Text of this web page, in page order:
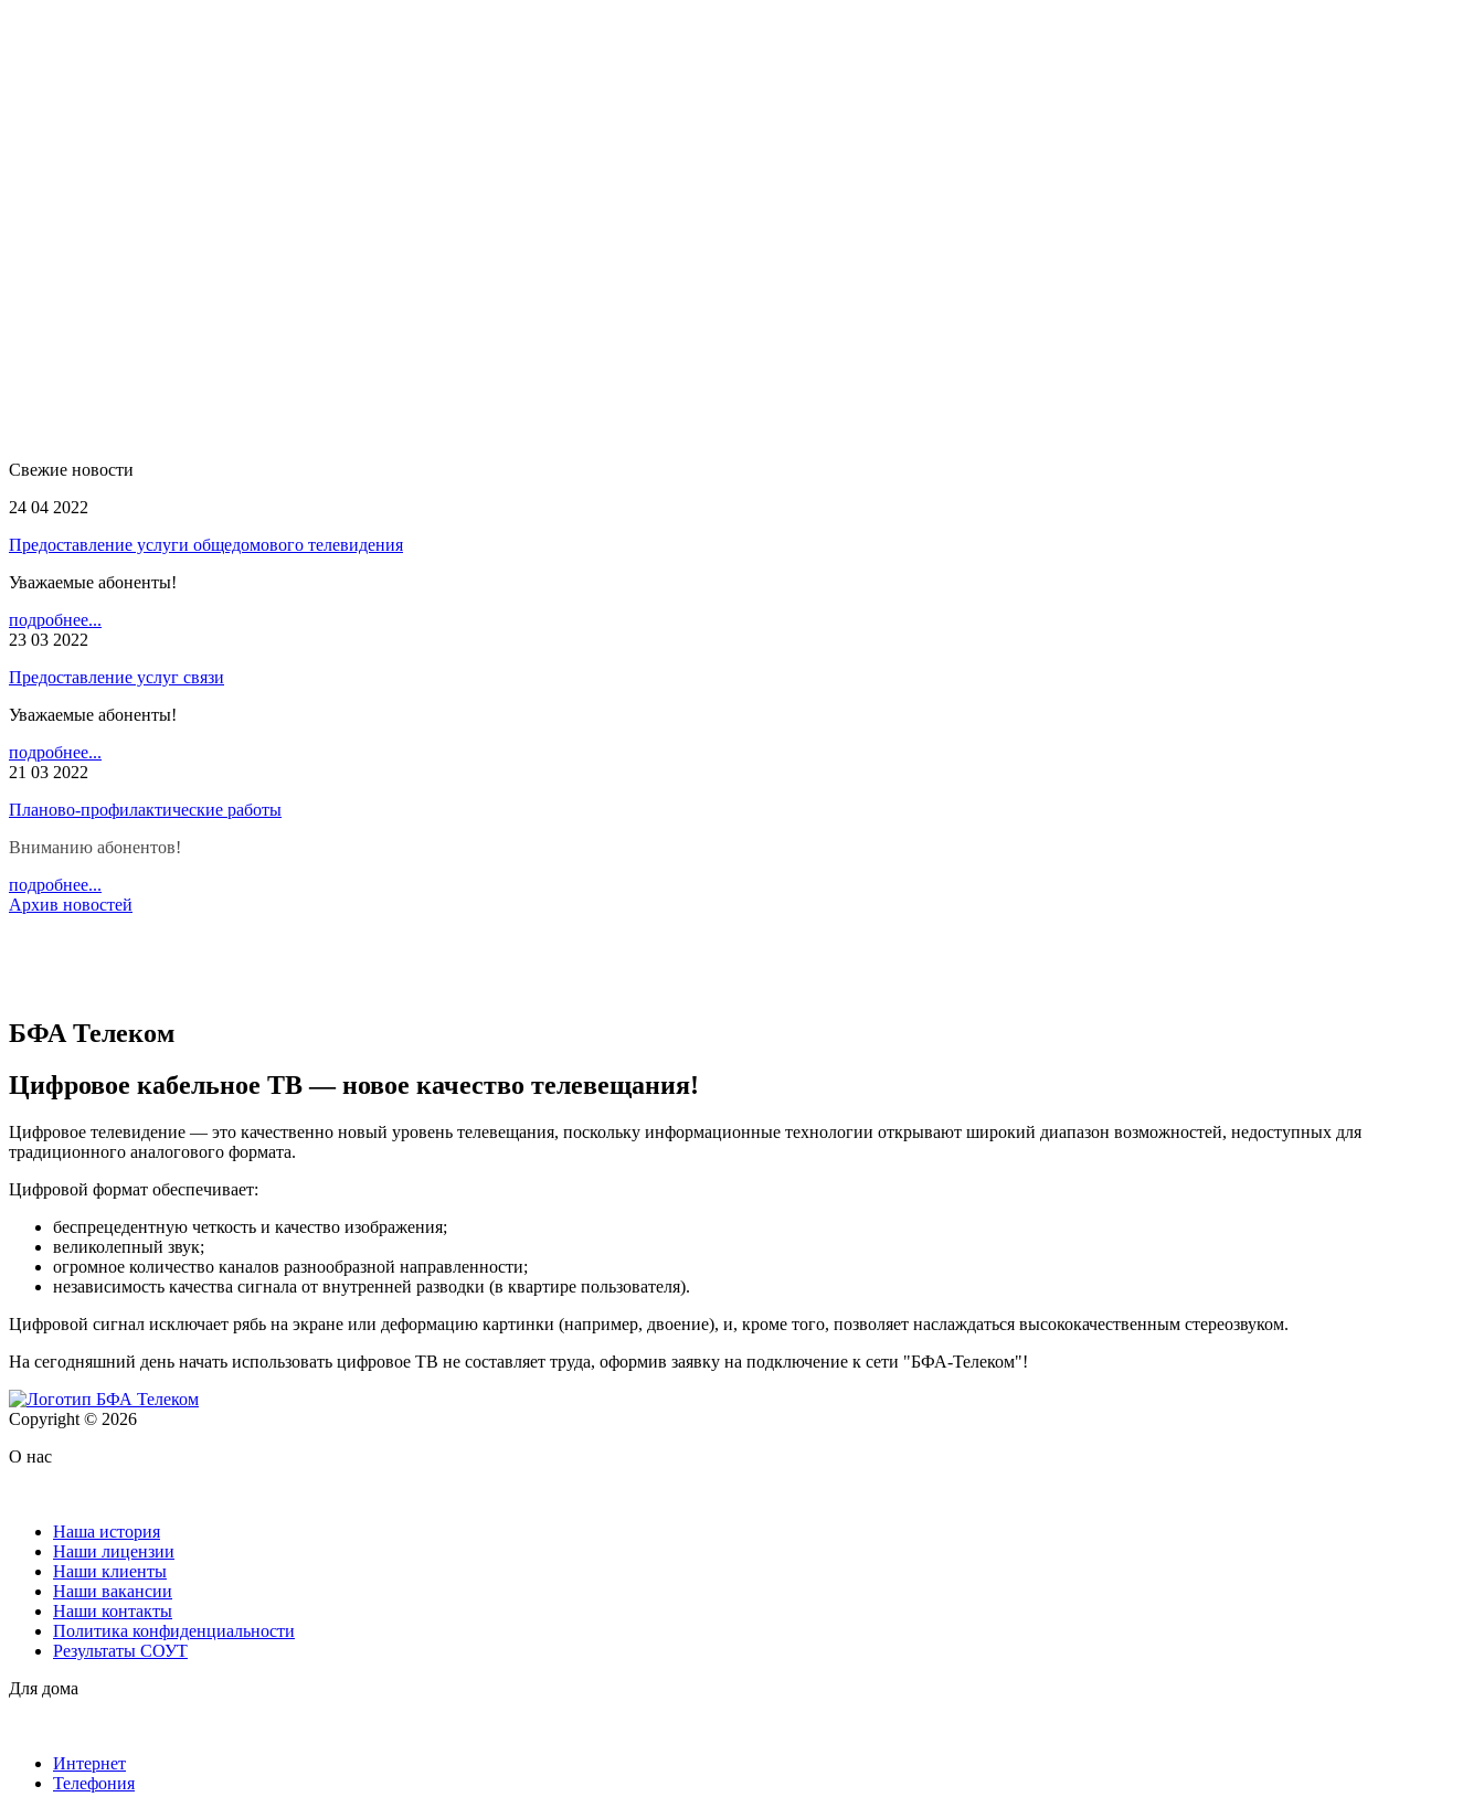
Свежие новости
24 04 2022
Предоставление услуги общедомового телевидения
Уважаемые абоненты!
подробнее...
23 03 2022
Предоставление услуг связи
Уважаемые абоненты!
подробнее...
21 03 2022
Планово-профилактические работы
Вниманию абонентов!
подробнее...
Архив новостей
БФА Телеком
Цифровое кабельное ТВ — новое качество телевещания!
Цифровое телевидение — это качественно новый уровень телевещания, поскольку информационные технологии открывают широкий диапазон возможностей, недоступных для
традиционного аналогового формата.
Цифровой формат обеспечивает:
беспрецедентную четкость и качество изображения;
великолепный звук;
огромное количество каналов разнообразной направленности;
независимость качества сигнала от внутренней разводки (в квартире пользователя).
Цифровой сигнал исключает рябь на экране или деформацию картинки (например, двоение), и, кроме того, позволяет наслаждаться высококачественным стереозвуком.
На сегодняшний день начать использовать цифровое ТВ не составляет труда, оформив заявку на подключение к сети "БФА-Телеком"!
Copyright © 2026
О нас
Наша история
Наши лицензии
Наши клиенты
Наши вакансии
Наши контакты
Политика конфиденциальности
Результаты СОУТ
Для дома
Интернет
Телефония